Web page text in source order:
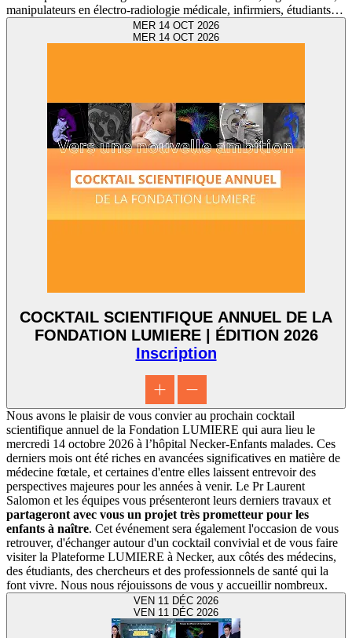
manipulateurs en électro-radiologie médicale, infirmiers, étudiants…
MER 14 OCT 2026
MER 14 OCT 2026
COCKTAIL SCIENTIFIQUE ANNUEL DE LA
FONDATION LUMIERE | ÉDITION 2026
Inscription
Nous avons le plaisir de vous convier au prochain cocktail
scientifique annuel de la Fondation LUMIERE qui aura lieu le
mercredi 14 octobre 2026 à l’hôpital Necker-Enfants malades. Ces
derniers mois ont été riches en avancées significatives en matière de
médecine fœtale, et certaines d'entre elles laissent entrevoir des
perspectives majeures pour les années à venir. Le Pr Laurent
Salomon et les équipes vous présenteront leurs derniers travaux et
partageront avec vous un projet très prometteur pour les
enfants à naître. Cet événement sera également l'occasion de vous
retrouver, d'échanger autour d'un cocktail convivial et de vous faire
visiter la Plateforme LUMIERE à Necker, aux côtés des médecins,
des étudiants, des chercheurs et des professionnels de santé qui la
font vivre. Nous nous réjouissons de vous y accueillir nombreux.
VEN 11 DÉC 2026
VEN 11 DÉC 2026